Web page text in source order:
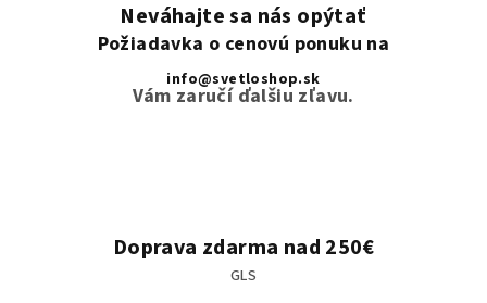
Neváhajte sa nás opýtať
Požiadavka o cenovú ponuku na
info@svetloshop.sk
Vám zaručí ďalšiu zľavu.
Doprava zdarma nad 250€
GLS